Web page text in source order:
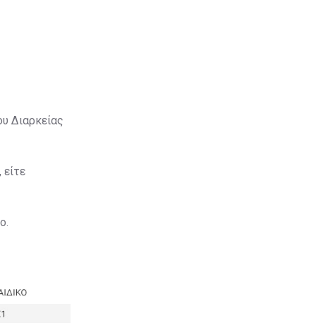
Διαρκείας
είτε